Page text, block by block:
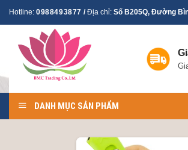
Skip
content
Hotline: 0988493877 /Địa chỉ: Số B205Q, Đường
DANH MỤC SẢN PHẨM